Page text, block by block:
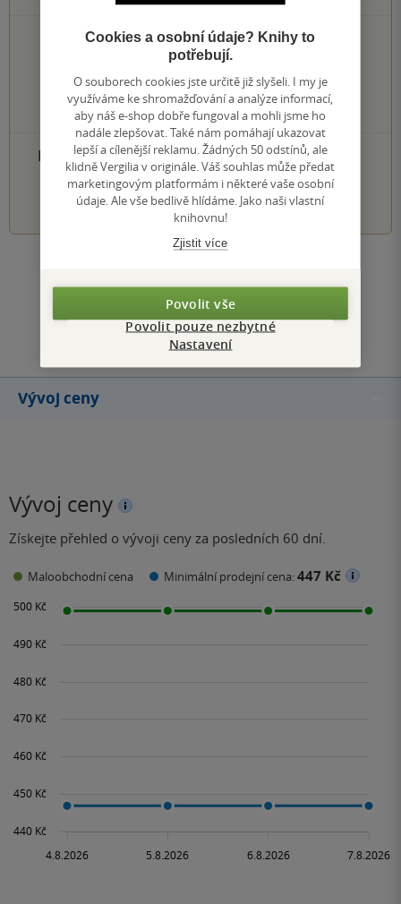
0×
5 hvězdiček
0×
4 hvězdičky
0×
3 hvězdičky
0×
2 hvězdičky
0×
1 hvezdička
PŘIDEJTE SVÉ HODNOCENÍ PRODUKTU
1 2 3 4 5
Přidat hodnocení
Vývoj ceny
Vývoj ceny
Získejte přehled o vývoji ceny za posledních 60 dní.
Maloobchodní cena Minimální prodejní cena:447 Kč
Cookies a osobní údaje? Knihy to
potřebují.
O souborech cookies jste určitě již slyšeli. I my je
využíváme ke shromažďování a analýze informací,
aby náš e-shop dobře fungoval a mohli jsme ho
nadále zlepšovat. Také nám pomáhají ukazovat
lepší a cílenější reklamu. Žádných 50 odstínů, ale
klidně Vergilia v originále. Váš souhlas může předat
marketingovým platformám i některé vaše osobní
údaje. Ale vše bedlivě hlídáme. Jako naši vlastní
knihovnu!
Zjistit více
Povolit vše
Povolit pouze nezbytné
Nastavení